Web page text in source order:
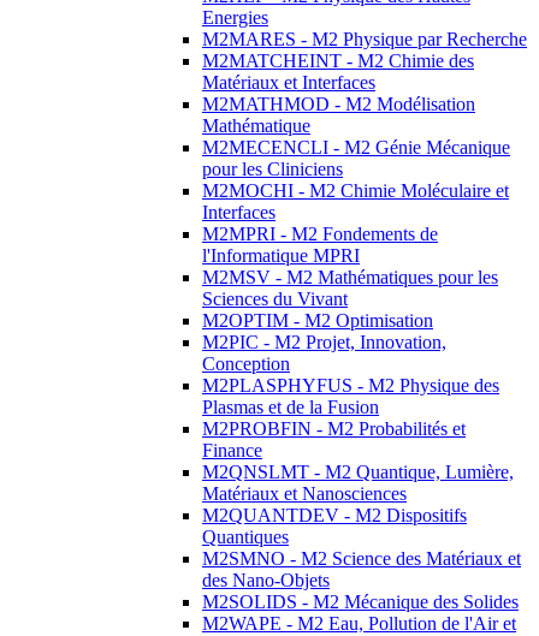
Energies
M2MARES - M2 Physique par Recherche
M2MATCHEINT - M2 Chimie des
Matériaux et Interfaces
M2MATHMOD - M2 Modélisation
Mathématique
M2MECENCLI - M2 Génie Mécanique
pour les Cliniciens
M2MOCHI - M2 Chimie Moléculaire et
Interfaces
M2MPRI - M2 Fondements de
l'Informatique MPRI
M2MSV - M2 Mathématiques pour les
Sciences du Vivant
M2OPTIM - M2 Optimisation
M2PIC - M2 Projet, Innovation,
Conception
M2PLASPHYFUS - M2 Physique des
Plasmas et de la Fusion
M2PROBFIN - M2 Probabilités et
Finance
M2QNSLMT - M2 Quantique, Lumière,
Matériaux et Nanosciences
M2QUANTDEV - M2 Dispositifs
Quantiques
M2SMNO - M2 Science des Matériaux et
des Nano-Objets
M2SOLIDS - M2 Mécanique des Solides
M2WAPE - M2 Eau, Pollution de l'Air et